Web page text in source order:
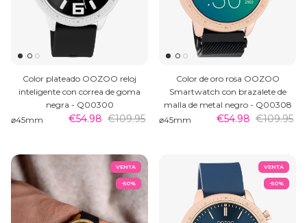
Color plateado OOZOO reloj
inteligente con correa de goma
negra - Q00300
⌀45mm
€54.98 €109.95
Color de oro rosa OOZOO
Smartwatch con brazalete de
malla de metal negro - Q00308
⌀45mm
€54.98 €109.95
VENTA
-50%
VENTA
-50%